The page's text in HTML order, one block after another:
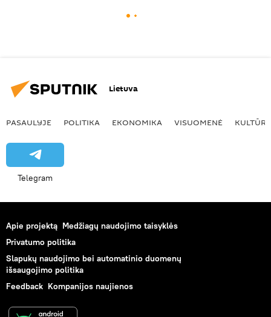
Lietuva
PASAULYJE POLITIKA EKONOMIKA VISUOMENĖ KULTŪRA
Telegram
Apie projektą Medžiagų naudojimo taisyklės
Privatumo politika
Slapukų naudojimo bei automatinio duomenų
išsaugojimo politika
Feedback Kompanijos naujienos